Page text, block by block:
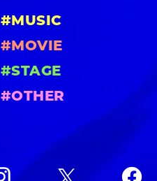
#MUSIC
#MOVIE
#STAGE
#OTHER